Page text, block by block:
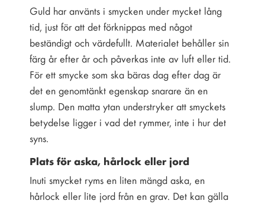
Guld har använts i smycken under mycket lång
tid, just för att det förknippas med något
beständigt och värdefullt. Materialet behåller sin
färg år efter år och påverkas inte av luft eller tid.
För ett smycke som ska bäras dag efter dag är
det en genomtänkt egenskap snarare än en
slump. Den matta ytan understryker att smyckets
betydelse ligger i vad det rymmer, inte i hur det
syns.
Plats för aska, hårlock eller jord
Inuti smycket ryms en liten mängd aska, en
hårlock eller lite jord från en grav. Det kan gälla